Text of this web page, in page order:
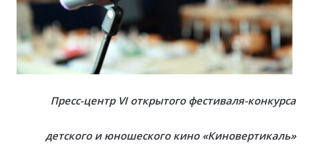
Пресс-центр VI открытого фестиваля-конкурса
детского и юношеского кино «Киновертикаль»